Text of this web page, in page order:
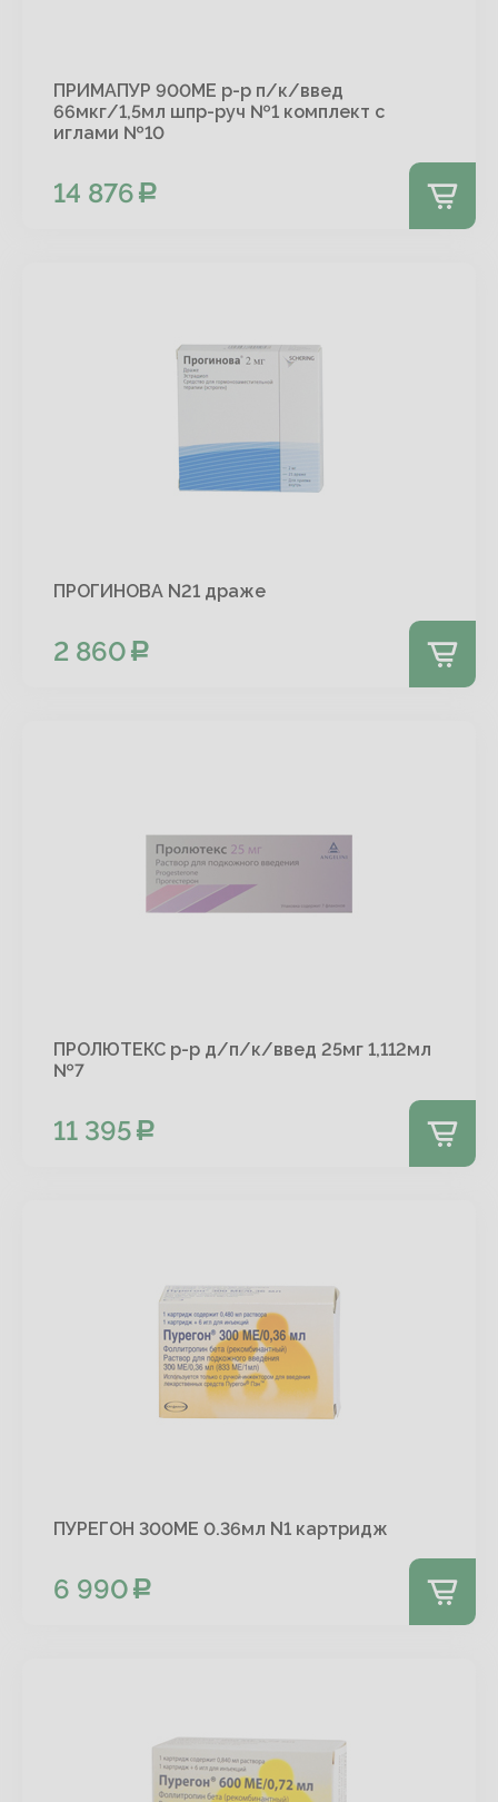
ПРИМАПУР 900МЕ р-р п/к/введ
66мкг/1,5мл шпр-руч №1 комплект с
иглами №10
14 876
ПРОГИНОВА N21 драже
2 860
ПРОЛЮТЕКС р-р д/п/к/введ 25мг 1,112мл
№7
11 395
ПУРЕГОН 300МЕ 0.36мл N1 картридж
6 990